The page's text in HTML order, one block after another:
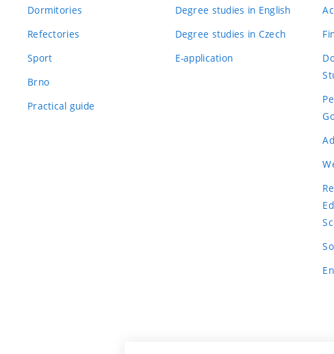
Dormitories
Refectories
Sport
Brno
Practical guide
Degree studies in English
Degree studies in Czech
E-application